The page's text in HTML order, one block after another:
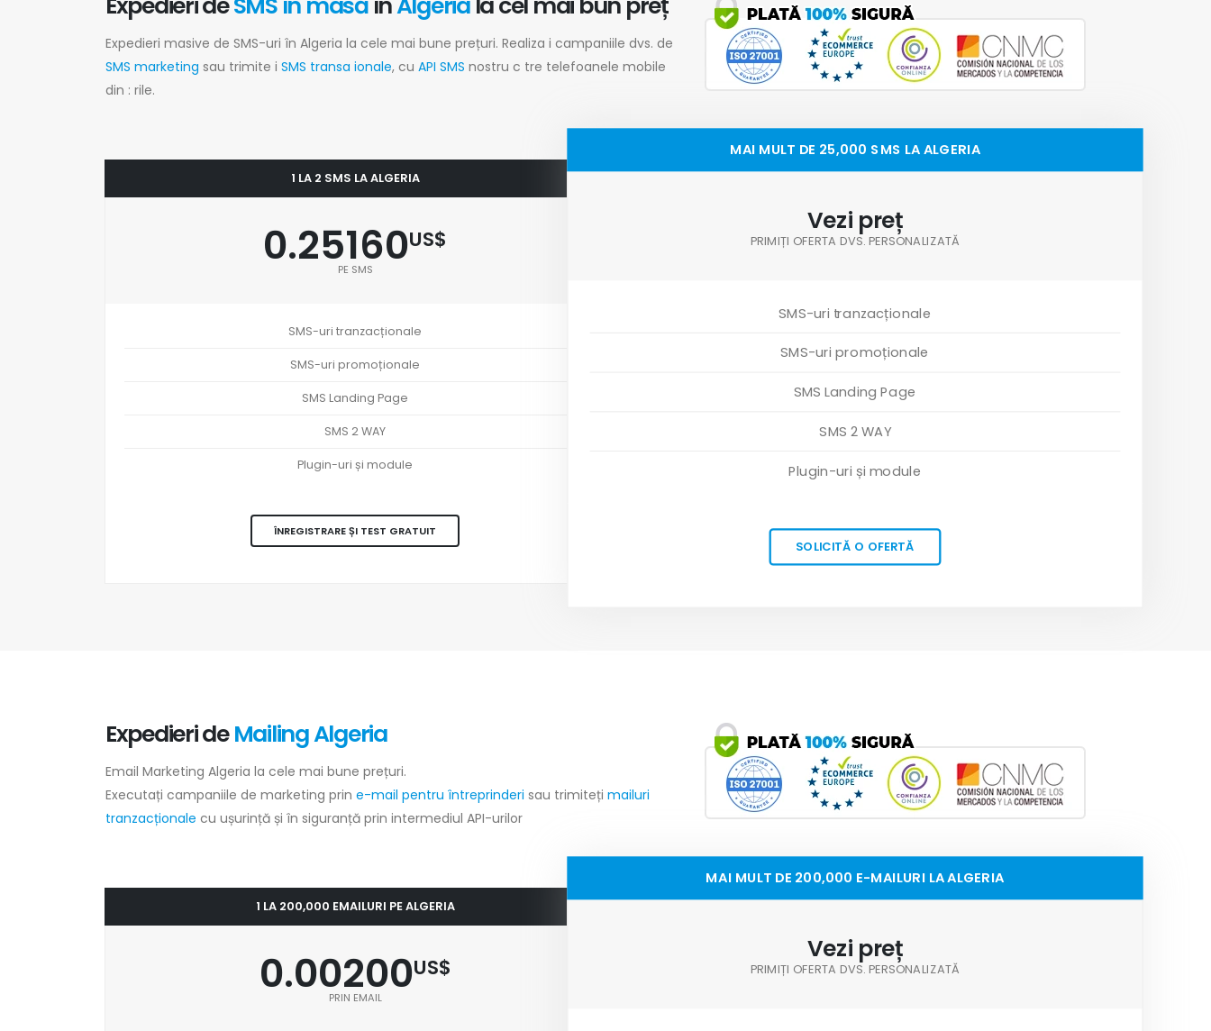
Expedieri masive de SMS-uri în Algeria la cele mai bune prețuri. Realiza i campaniile dvs. de
SMS marketing sau trimite i SMS transa ionale, cu API SMS nostru c tre telefoanele mobile
din : rile.
1 LA 2 SMS LA ALGERIA
0.25160US$
PE SMS
SMS-uri tranzacționale
SMS-uri promoționale
SMS Landing Page
SMS 2 WAY
Plugin-uri și module
ÎNREGISTRARE ȘI TEST GRATUIT
MAI MULT DE 25,000 SMS LA ALGERIA
Vezi preț
PRIMIȚI OFERTA DVS. PERSONALIZATĂ
SMS-uri tranzacționale
SMS-uri promoționale
SMS Landing Page
SMS 2 WAY
Plugin-uri și module
SOLICITĂ O OFERTĂ
Expedieri deMailing Algeria
Email Marketing Algeria la cele mai bune prețuri.
Executați campaniile de marketing prin e-mail pentru întreprinderi sau trimiteți mailuri
tranzacționale cu ușurință și în siguranță prin intermediul API-urilor
1 LA 200,000 EMAILURI PE ALGERIA
0.00200US$
PRIN EMAIL
MAI MULT DE 200,000 E-MAILURI LA ALGERIA
Vezi preț
PRIMIȚI OFERTA DVS. PERSONALIZATĂ